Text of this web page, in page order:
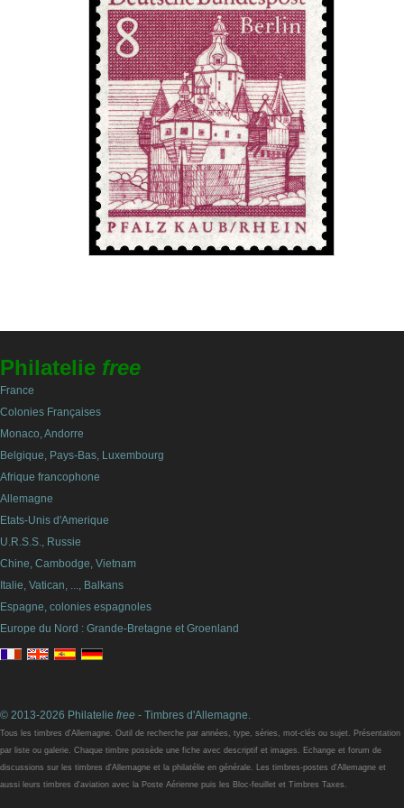
Philatelie free
France
Colonies Françaises
Monaco, Andorre
Belgique, Pays-Bas, Luxembourg
Afrique francophone
Allemagne
Etats-Unis d'Amerique
U.R.S.S., Russie
Chine, Cambodge, Vietnam
Italie, Vatican, ..., Balkans
Espagne, colonies espagnoles
Europe du Nord : Grande-Bretagne et Groenland
© 2013-2026 Philatelie free - Timbres d'Allemagne.
Tous les timbres d'Allemagne. Outil de recherche par années, type, séries, mot-clés ou sujet. Présentation
par liste ou galerie. Chaque timbre possède une fiche avec descriptif et images. Echange et forum de
discussions sur les timbres d'Allemagne et la philatélie en générale. Les timbres-postes d'Allemagne et
aussi leurs timbres d'aviation avec la Poste Aérienne puis les Bloc-feuillet et Timbres Taxes.